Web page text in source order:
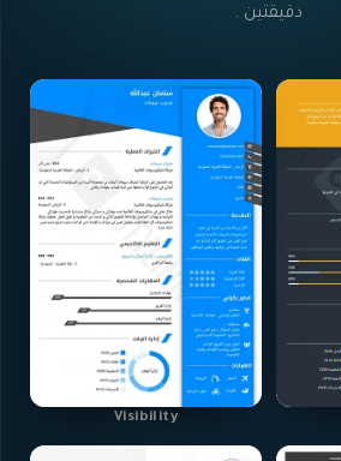
دقيقتين .
Visibility